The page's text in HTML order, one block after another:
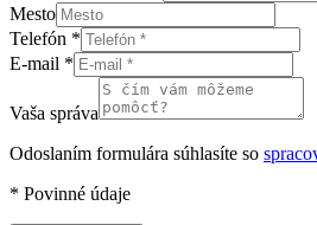
Mesto
Telefón *
E-mail *
Vaša správa
Odoslaním formulára súhlasíte so
* Povinné údaje